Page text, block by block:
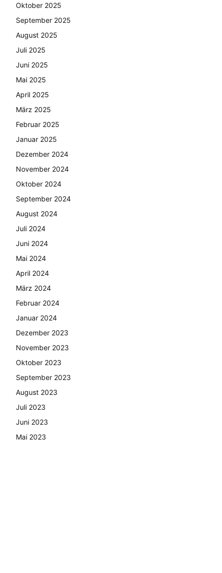
Oktober 2025
September 2025
August 2025
Juli 2025
Juni 2025
Mai 2025
April 2025
März 2025
Februar 2025
Januar 2025
Dezember 2024
November 2024
Oktober 2024
September 2024
August 2024
Juli 2024
Juni 2024
Mai 2024
April 2024
März 2024
Februar 2024
Januar 2024
Dezember 2023
November 2023
Oktober 2023
September 2023
August 2023
Juli 2023
Juni 2023
Mai 2023